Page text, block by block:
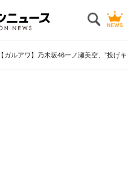
【ガルアワ】乃木坂46一ノ瀬美空、”投げ